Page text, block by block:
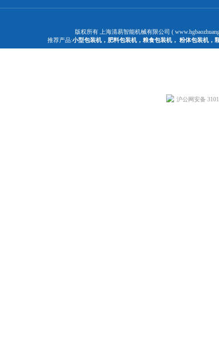
版权所有 上海清易智能机械有限公司 (
推荐产品:小型包装机， 肥料包装机， 粮食包装机， 粉体包装机，
沪公网安备